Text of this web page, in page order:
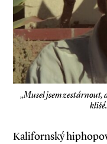
„Musel jsem zestárnout,
Kalifornský